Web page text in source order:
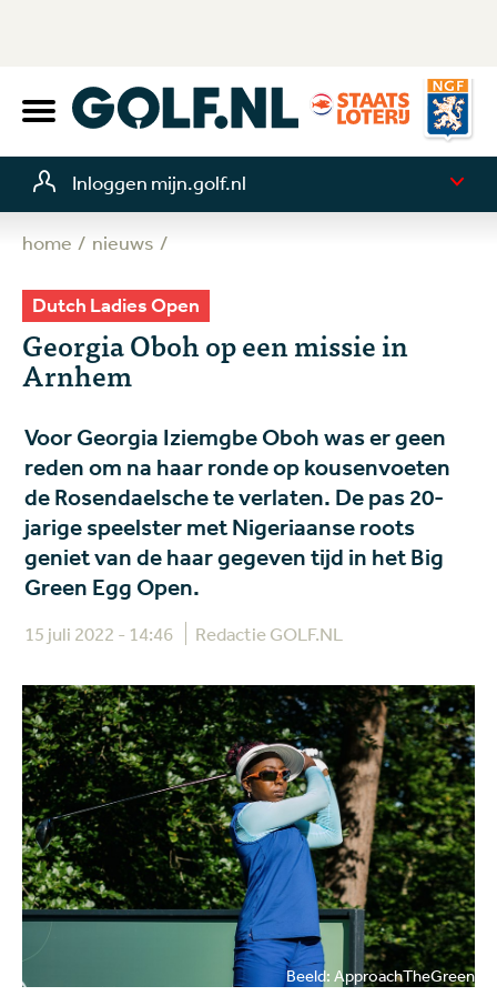
Inloggen mijn.golf.nl
home nieuws
Dutch Ladies Open
Georgia Oboh op een missie in
Arnhem
Voor Georgia Iziemgbe Oboh was er geen
reden om na haar ronde op kousenvoeten
de Rosendaelsche te verlaten. De pas 20-
jarige speelster met Nigeriaanse roots
geniet van de haar gegeven tijd in het Big
Green Egg Open.
15 juli 2022 - 14:46 Redactie GOLF.NL
Beeld: ApproachTheGreen